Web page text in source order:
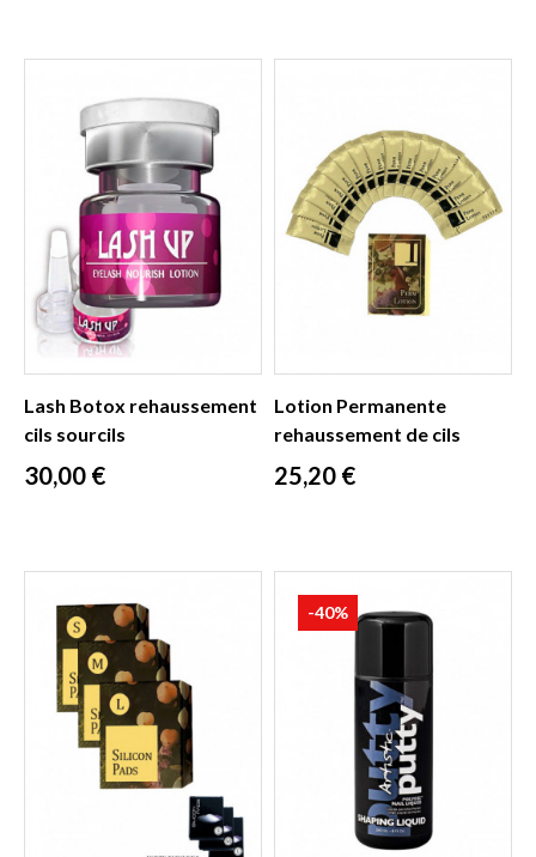
Lash Botox rehaussement
cils sourcils
Prix
30,00 €
Lotion Permanente
rehaussement de cils
Prix
25,20 €
-40%